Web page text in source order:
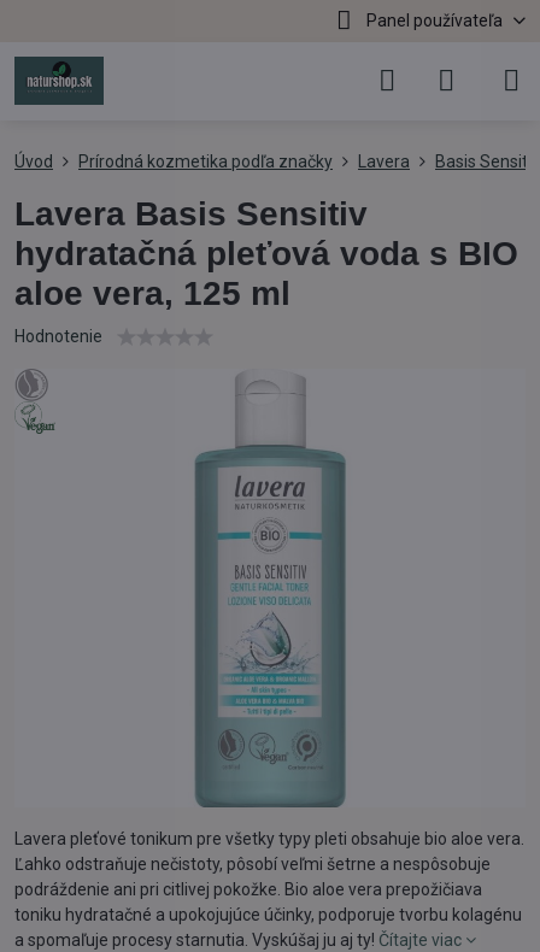
Panel používateľa
Úvod Prírodná kozmetika podľa značky Lavera Basis
Lavera Basis Sensitiv
hydratačná pleťová voda s BIO
aloe vera, 125 ml
Hodnotenie
Lavera pleťové tonikum pre všetky typy pleti obsahuje bio aloe vera.
Ľahko odstraňuje nečistoty, pôsobí veľmi šetrne a nespôsobuje
podráždenie ani pri citlivej pokožke. Bio aloe vera prepožičiava
toniku hydratačné a upokojujúce účinky, podporuje tvorbu kolagénu
a spomaľuje procesy starnutia. Vyskúšaj ju aj ty! Čítajte viac